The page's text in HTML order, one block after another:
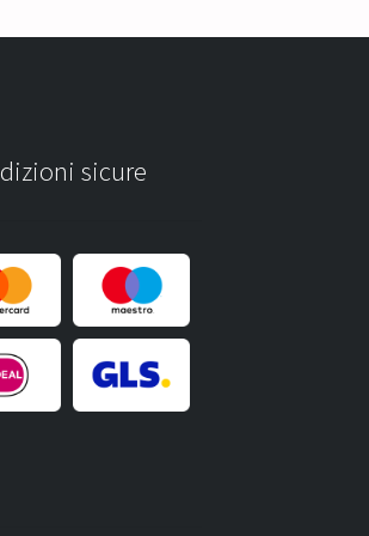
sicure